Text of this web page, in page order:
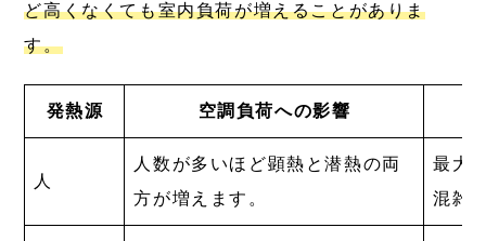
ど高くなくても室内負荷が増えることがありま
す。
発熱源 空調負荷への影響
人
人数が多いほど顕熱と潜熱の両
方が増えます。
最大
混雑